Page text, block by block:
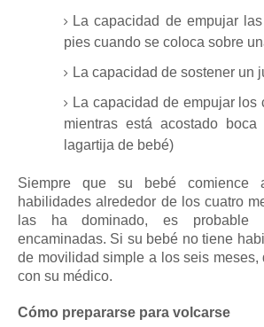
La capacidad de empujar
pies cuando se coloca sobre
La capacidad de sostener un
La capacidad de empujar los
mientras está acostado
lagartija de bebé)
Siempre que su bebé comience
habilidades alrededor de los cuatro
las ha dominado, es probable
encaminadas. Si su bebé no tiene
de movilidad simple a los seis meses,
con su médico.
Cómo prepararse para volcarse